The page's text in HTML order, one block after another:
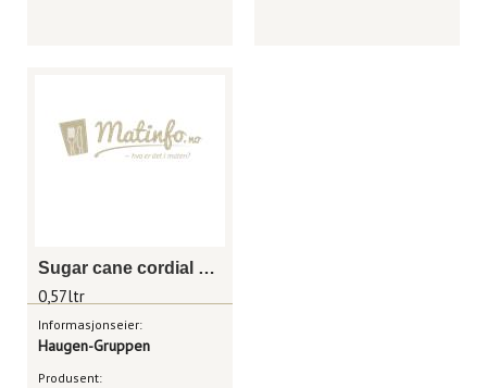
Sugar cane cordial mixer 6x57cl
0,57ltr
Informasjonseier:
Haugen-Gruppen
Produsent: